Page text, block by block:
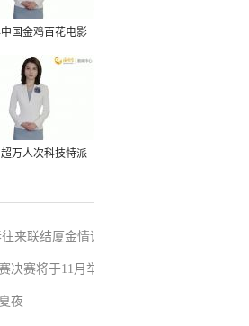
中国金鸡百花电影
电影巡展31日启动
万人次科技特派
来联结厦金情谊
决赛将于11月举
夜